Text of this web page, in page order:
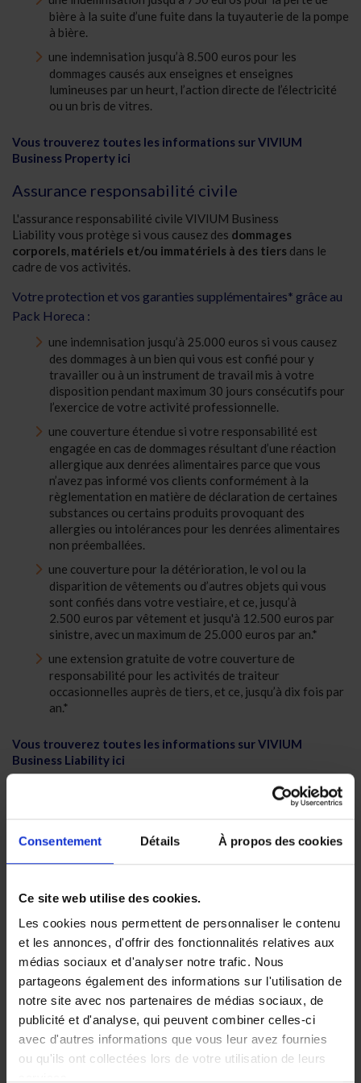
Consentement Détails À propos des cookies
Ce site web utilise des cookies.
Les cookies nous permettent de personnaliser le contenu
et les annonces, d'offrir des fonctionnalités relatives aux
médias sociaux et d'analyser notre trafic. Nous
partageons également des informations sur l'utilisation de
notre site avec nos partenaires de médias sociaux, de
publicité et d'analyse, qui peuvent combiner celles-ci
avec d'autres informations que vous leur avez fournies
ou qu'ils ont collectées lors de votre utilisation de leurs
bière à la suite d’une fuite dans la tuyauterie de la pompe
à bière.
une indemnisation jusqu’à 8.500 euros pour les
dommages causés aux enseignes et enseignes
lumineuses par un heurt, l’action directe de l’électricité
ou un bris de vitres.
Vous trouverez toutes les informations sur VIVIUM
Business Property ici
Assurance responsabilité civile
L'assurance responsabilité civile VIVIUM Business
Liability vous protège si vous causez des dommages
corporels, matériels et/ou immatériels à des tiers dans le
cadre de vos activités.
Votre protection et vos garanties supplémentaires* grâce au
Pack Horeca :
une indemnisation jusqu’à 25.000 euros si vous causez
des dommages à un bien qui vous est confié pour y
travailler ou à un instrument de travail mis à votre
disposition pendant maximum 30 jours consécutifs pour
l’exercice de votre activité professionnelle.
une couverture étendue si votre responsabilité est
engagée en cas de dommages résultant d’une réaction
allergique aux denrées alimentaires parce que vous
n’avez pas informé vos clients conformément à la
règlementation en matière de déclaration de certaines
substances ou certains produits provoquant des
allergies ou intolérances pour les denrées alimentaires
non préemballées.
une couverture pour la détérioration, le vol ou la
disparition de vêtements ou d’autres objets qui vous
sont confiés dans votre vestiaire, et ce, jusqu’à
2.500 euros par vêtement et jusqu'à 12.500 euros par
sinistre, avec un maximum de 25.000 euros par an.*
une extension gratuite de votre couverture de
responsabilité pour les activités de traiteur
occasionnelles auprès de tiers, et ce, jusqu’à dix fois par
an.*
Vous trouverez toutes les informations sur VIVIUM
Business Liability ici
Cette assurance est légalement obligatoire si vous employez
du personnel assujetti à l’ONSS. VIVIUM Business Accidents
protège les membres de votre personnel contre
conséquences financières d’un accident du travail ou sur le
indemnisation de 200 euros par jour pendant maximum
cinq jours si vous êtes gérant et en même temps chef de
cuisine et que vous êtes temporairement en incapacité
de travail complète après un accident du travail ou dans
le cadre de votre vie privée (à partir du 8ejour).
remboursement jusqu’à 10.000 euros pour l’aide-
ménagère (transport d’enfants à l’école, garderie ou
activités, garde d’enfants, aide-ménagère et livraison de
repas à domicile remboursés) après un accident du